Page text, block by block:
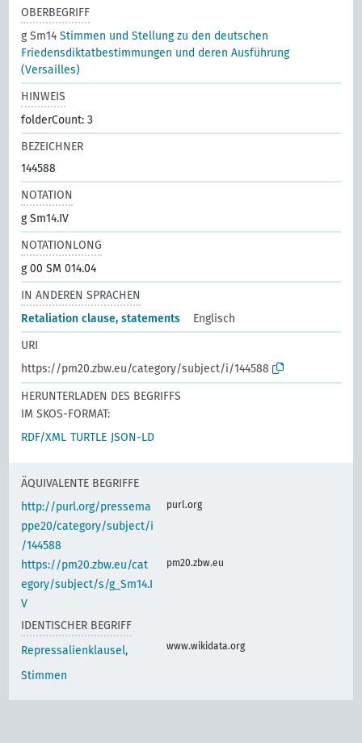
OBERBEGRIFF
g Sm14Stimmen und Stellung zu den deutschen
Friedensdiktatbestimmungen und deren Ausführung
(Versailles)
HINWEIS
folderCount: 3
BEZEICHNER
144588
NOTATION
g Sm14.IV
NOTATIONLONG
g 00 SM 014.04
IN ANDEREN SPRACHEN
Retaliation clause, statements
Englisch
URI
https://pm20.zbw.eu/category/subject/i/144588
HERUNTERLADEN DES BEGRIFFS
IM SKOS-FORMAT:
RDF/XML TURTLE JSON-LD
ÄQUIVALENTE BEGRIFFE
http://purl.org/pressema
ppe20/category/subject/i
/144588
purl.org
https://pm20.zbw.eu/cat
egory/subject/s/g_Sm14.I
V
pm20.zbw.eu
IDENTISCHER BEGRIFF
Repressalienklausel,
Stimmen
www.wikidata.org